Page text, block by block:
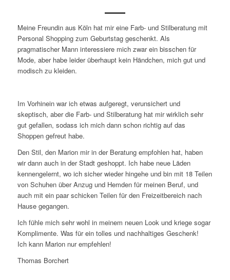
Meine Freundin aus Köln hat mir eine Farb- und Stilberatung mit
Personal Shopping zum Geburtstag geschenkt. Als
pragmatischer Mann interessiere mich zwar ein bisschen für
Mode, aber habe leider überhaupt kein Händchen, mich gut und
modisch zu kleiden.
Im Vorhinein war ich etwas aufgeregt, verunsichert und
skeptisch, aber die Farb- und Stilberatung hat mir wirklich sehr
gut gefallen, sodass ich mich dann schon richtig auf das
Shoppen gefreut habe.
Den Stil, den Marion mir in der Beratung empfohlen hat, haben
wir dann auch in der Stadt geshoppt. Ich habe neue Läden
kennengelernt, wo ich sicher wieder hingehe und bin mit 18 Teilen
von Schuhen über Anzug und Hemden für meinen Beruf, und
auch mit ein paar schicken Teilen für den Freizeitbereich nach
Hause gegangen.
Ich fühle mich sehr wohl in meinem neuen Look und kriege sogar
Komplimente. Was für ein tolles und nachhaltiges Geschenk!
Ich kann Marion nur empfehlen!
Thomas Borchert